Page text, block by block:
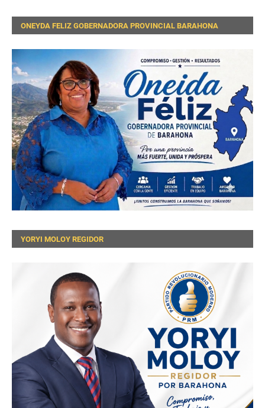
ONEYDA FELIZ GOBERNADORA PROVINCIAL BARAHONA
YORYI MOLOY REGIDOR